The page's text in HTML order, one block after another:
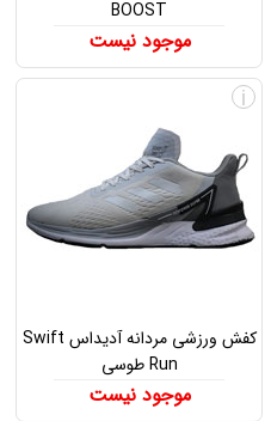
BOOST
موجود نیست
کفش ورزشی مردانه آدیداس Swift
Run طوسی
موجود نیست
i